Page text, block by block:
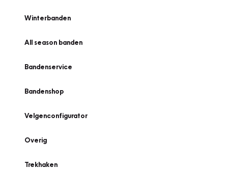
Winterbanden
All season banden
Bandenservice
Bandenshop
Velgenconfigurator
Overig
Trekhaken